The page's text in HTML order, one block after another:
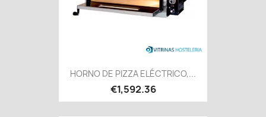
HORNO DE PIZZA ELÉCTRICO,...
€1,592.36